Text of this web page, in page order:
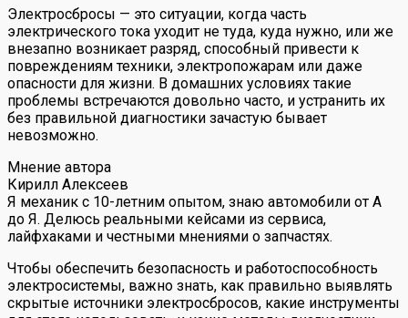
Электросбросы — это ситуации, когда часть
электрического тока уходит не туда, куда нужно, или же
внезапно возникает разряд, способный привести к
повреждениям техники, электропожарам или даже
опасности для жизни. В домашних условиях такие
проблемы встречаются довольно часто, и устранить их
без правильной диагностики зачастую бывает
невозможно.
Мнение автора
Кирилл Алексеев
Я механик с 10-летним опытом, знаю автомобили от А
до Я. Делюсь реальными кейсами из сервиса,
лайфхаками и честными мнениями о запчастях.
Чтобы обеспечить безопасность и работоспособность
электросистемы, важно знать, как правильно выявлять
скрытые источники электросбросов, какие инструменты